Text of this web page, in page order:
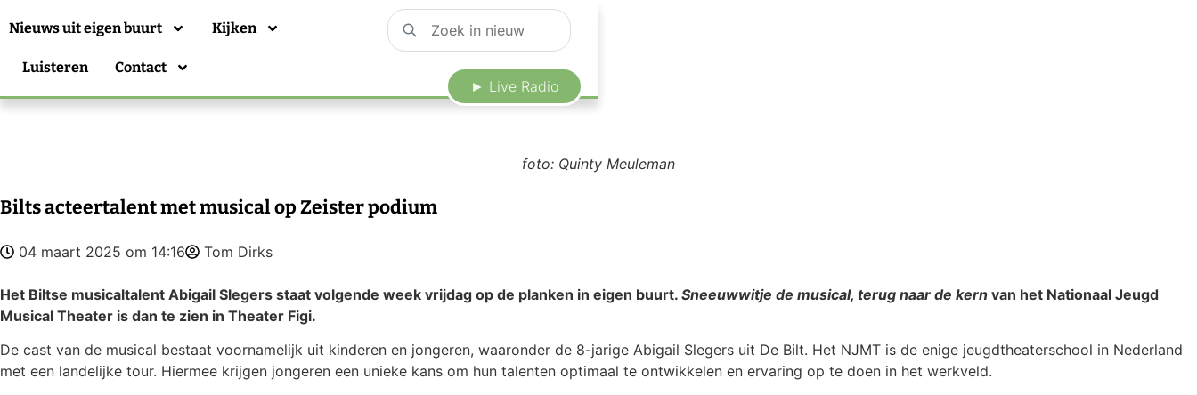
► Live Radio
Nieuws uit eigen buurt Kijken
Luisteren Contact
foto: Quinty Meuleman
Bilts acteertalent met musical op Zeister podium
04 maart 2025 om 14:16 Tom Dirks
Het Biltse musicaltalent Abigail Slegers staat volgende week vrijdag op de planken in eigen buurt. Sneeuwwitje de musical, terug naar de kern van het Nationaal Jeugd
Musical Theater is dan te zien in Theater Figi.
De cast van de musical bestaat voornamelijk uit kinderen en jongeren, waaronder de 8-jarige Abigail Slegers uit De Bilt. Het NJMT is de enige jeugdtheaterschool in Nederland
met een landelijke tour. Hiermee krijgen jongeren een unieke kans om hun talenten optimaal te ontwikkelen en ervaring op te doen in het werkveld.